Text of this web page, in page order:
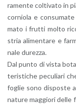
ra­men­te col­ti­va­to in
cor­nio­la e
ma­to i frut­ti molto
stria ali­men­ta­re e
na­le du­rez­za.
Dal punto di vista
te­ri­sti­che pe­cu­lia­ri
fo­glie sono di­spo­ste
na­tu­re mag­gio­ri delle